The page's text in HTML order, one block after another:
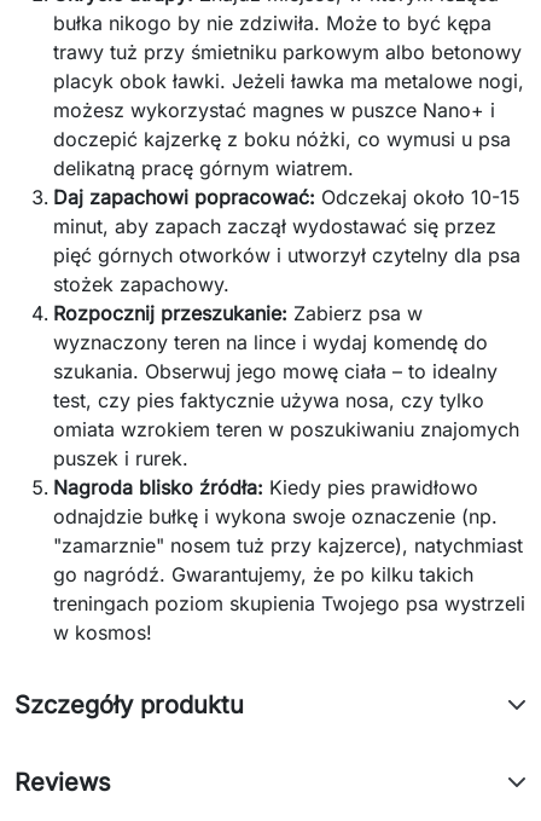
bułka nikogo by nie zdziwiła. Może to być kępa
trawy tuż przy śmietniku parkowym albo betonowy
placyk obok ławki. Jeżeli ławka ma metalowe nogi,
możesz wykorzystać magnes w puszce Nano+ i
doczepić kajzerkę z boku nóżki, co wymusi u psa
delikatną pracę górnym wiatrem.
Daj zapachowi popracować: Odczekaj około 10-15
minut, aby zapach zaczął wydostawać się przez
pięć górnych otworków i utworzył czytelny dla psa
stożek zapachowy.
Rozpocznij przeszukanie: Zabierz psa w
wyznaczony teren na lince i wydaj komendę do
szukania. Obserwuj jego mowę ciała – to idealny
test, czy pies faktycznie używa nosa, czy tylko
omiata wzrokiem teren w poszukiwaniu znajomych
puszek i rurek.
Nagroda blisko źródła: Kiedy pies prawidłowo
odnajdzie bułkę i wykona swoje oznaczenie (np.
"zamarznie" nosem tuż przy kajzerce), natychmiast
go nagródź. Gwarantujemy, że po kilku takich
treningach poziom skupienia Twojego psa wystrzeli
w kosmos!
Szczegóły produktu
Reviews